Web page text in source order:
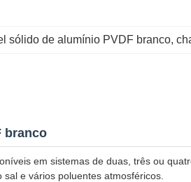
sólido de alumínio PVDF branco,
branco
em sistemas de duas, três ou
e vários poluentes atmosféricos.